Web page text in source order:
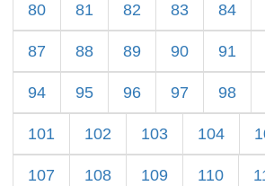
80 81 82 83 84
87 88 89 90 91
94 95 96 97 98
101 102 103 104
107 108 109 110